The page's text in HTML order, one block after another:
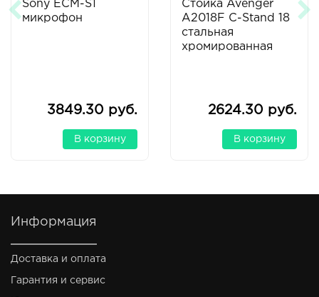
Sony ECM-S1
микрофон
3849.30 руб.
В корзину
Стойка Avenger
A2018F C-Stand 18
стальная
хромированная
2624.30 руб.
В корзину
Информация
Доставка и оплата
Гарантия и сервис